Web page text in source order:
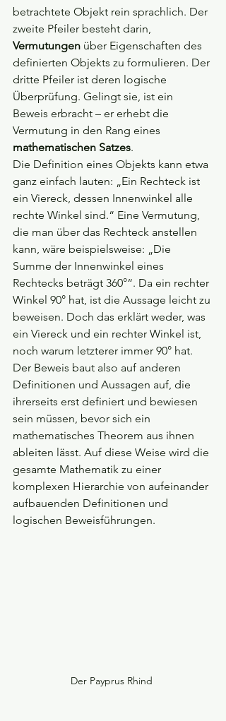
betrachtete Objekt rein sprachlich. Der
zweite Pfeiler besteht darin,
Vermutungen über Eigenschaften des
definierten Objekts zu formulieren. Der
dritte Pfeiler ist deren logische
Überprüfung. Gelingt sie, ist ein
Beweis erbracht – er erhebt die
Vermutung in den Rang eines
mathematischen Satzes.
Die Definition eines Objekts kann etwa
ganz einfach lauten: „Ein Rechteck ist
ein Viereck, dessen Innenwinkel alle
rechte Winkel sind.“ Eine Vermutung,
die man über das Rechteck anstellen
kann, wäre beispielsweise: „Die
Summe der Innenwinkel eines
Rechtecks beträgt 360°“. Da ein rechter
Winkel 90° hat, ist die Aussage leicht zu
beweisen. Doch das erklärt weder, was
ein Viereck und ein rechter Winkel ist,
noch warum letzterer immer 90° hat.
Der Beweis baut also auf anderen
Definitionen und Aussagen auf, die
ihrerseits erst definiert und bewiesen
sein müssen, bevor sich ein
mathematisches Theorem aus ihnen
ableiten lässt. Auf diese Weise wird die
gesamte Mathematik zu einer
komplexen Hierarchie von aufeinander
aufbauenden Definitionen und
logischen Beweisführungen.
Der Payprus Rhind